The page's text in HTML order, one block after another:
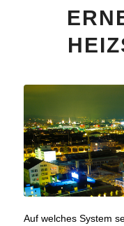
Auf welches System